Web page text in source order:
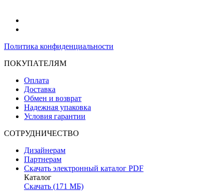
Политика конфиденциальности
ПОКУПАТЕЛЯМ
Оплата
Доставка
Обмен и возврат
Надежная упаковка
Условия гарантии
СОТРУДНИЧЕСТВО
Дизайнерам
Партнерам
Скачать электронный каталог PDF
Каталог
Скачать (171 МБ)